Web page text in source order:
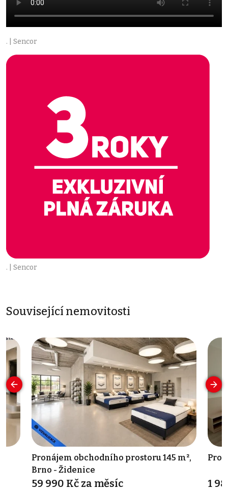
. | Sencor
. | Sencor
Související nemovitosti
Pronájem obchodního prostoru 145 m²,
Brno - Židenice
59 990 Kč za měsíc 1